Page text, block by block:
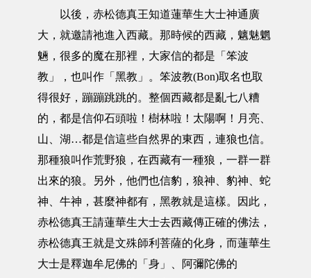
以後，赤松德真王知道蓮華生大士神通廣
大，就邀請祂進入西藏。那時候的西藏，魑魅魍
魎，很多的魔在那裡，大家信的都是「笨波
教」，也叫作「黑教」。笨波教(Bon)取名也取
得很好，蹦蹦跳跳的。整個西藏都是亂七八糟
的，都是信仰石頭啦！樹林啦！太陽啊！月亮、
山、湖…都是信這些自然界的東西，連狼也信。
那種狼叫作荒野狼，在西藏有一種狼，一群一群
出來的狼。另外，他們也信豹，狼神、豹神、蛇
神、牛神，甚麼神都有，黑教就是這樣。因此，
赤松德真王請蓮華生大士去西藏傳正確的佛法，
赤松德真王就是文殊師利菩薩的化身，而蓮華生
大士是釋迦牟尼佛的「身」、阿彌陀佛的